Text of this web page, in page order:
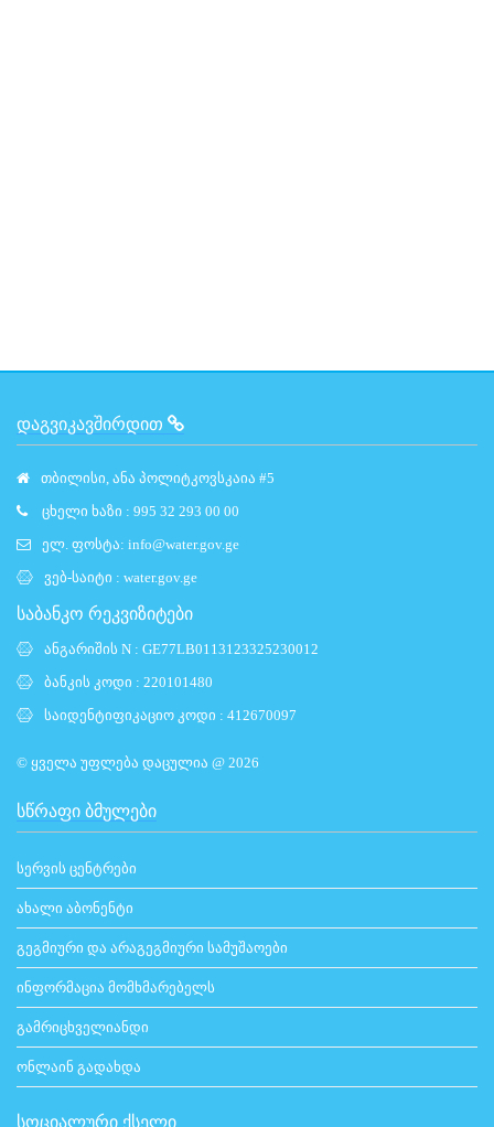
ᲓᲐᲒᲕᲘᲙᲐᲕᲨᲘᲠᲓᲘᲗ
თბილისი, ანა პოლიტკოვსკაია #5
ცხელი ხაზი : 995 32 293 00 00
ელ. ფოსტა: info@water.gov.ge
ვებ-საიტი : water.gov.ge
საბანკო რეკვიზიტები
ანგარიშის N : GE77LB0113123325230012
ბანკის კოდი : 220101480
საიდენტიფიკაციო კოდი : 412670097
© ყველა უფლება დაცულია @ 2026
ᲡᲬᲠᲐᲤᲘ ᲑᲛᲣᲚᲔᲑᲘ
სერვის ცენტრები
ახალი აბონენტი
გეგმიური და არაგეგმიური სამუშაოები
ინფორმაცია მომხმარებელს
გამრიცხველიანდი
ონლაინ გადახდა
ᲡᲝᲪᲘᲐᲚᲣᲠᲘ ᲥᲡᲔᲚᲘ